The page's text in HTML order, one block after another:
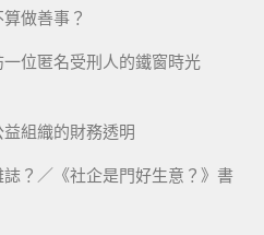
做善事？
位匿名受刑人的鐵窗時光
組織的財務透明
誌？／《社企是門好生意？》書